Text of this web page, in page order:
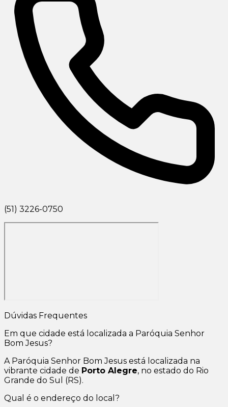
(51) 3226-0750
Dúvidas Frequentes
Em que cidade está localizada a Paróquia Senhor
Bom Jesus?
A Paróquia Senhor Bom Jesus está localizada na
vibrante cidade de Porto Alegre, no estado do Rio
Grande do Sul (RS).
Qual é o endereço do local?